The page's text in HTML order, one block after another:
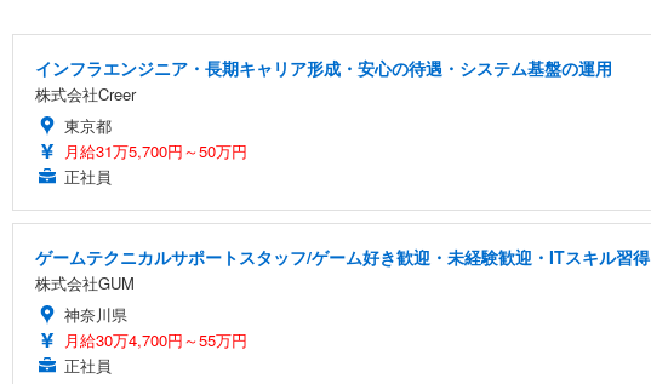
インフラエンジニア・長期キャリア形成・安心の待遇・システム基盤の運用
株式会社Creer
東京都
月給31万5,700円～50万円
正社員
ゲームテクニカルサポートスタッフ/ゲーム好き歓迎・未経験歓迎・ITスキル習得
株式会社GUM
神奈川県
月給30万4,700円～55万円
正社員